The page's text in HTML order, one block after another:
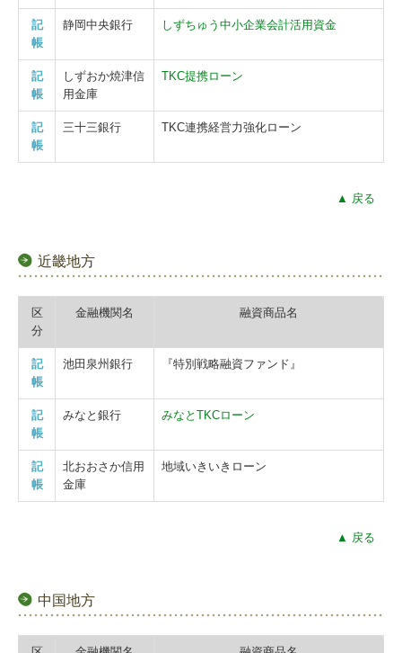
記
帳
静岡中央銀行 しずちゅう中小企業会計活用資金
記
帳
しずおか焼津信
用金庫
TKC提携ローン
記
帳
三十三銀行 TKC連携経営力強化ローン
▲ 戻る
近畿地方
区
分
金融機関名 融資商品名
記
帳
池田泉州銀行 『特別戦略融資ファンド』
記
帳
みなと銀行 みなとTKCローン
記
帳
北おおさか信用
金庫
地域いきいきローン
▲ 戻る
中国地方